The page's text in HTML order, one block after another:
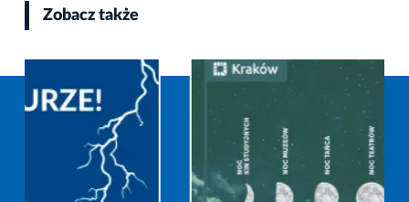
Zobacz także